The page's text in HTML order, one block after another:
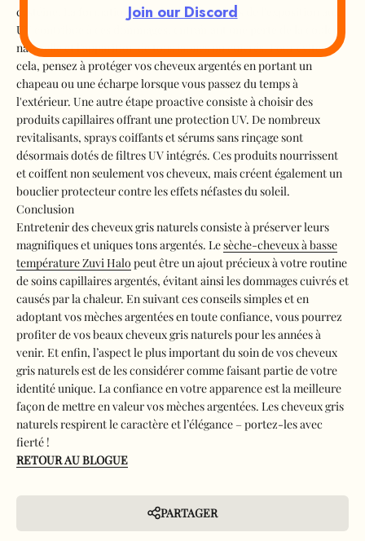
cystéine. La formation de radicaux libres lors de l'exposition aux
UV contribue à ces dommages, entraînant une perte de la couleur
naturelle et l'apparition de tons jaunes ou cuivrés. Pour éviter
cela, pensez à protéger vos cheveux argentés en portant un
chapeau ou une écharpe lorsque vous passez du temps à
l'extérieur. Une autre étape proactive consiste à choisir des
produits capillaires offrant une protection UV. De nombreux
revitalisants, sprays coiffants et sérums sans rinçage sont
désormais dotés de filtres UV intégrés. Ces produits nourrissent
et coiffent non seulement vos cheveux, mais créent également un
bouclier protecteur contre les effets néfastes du soleil.
Conclusion
Entretenir des cheveux gris naturels consiste à préserver leurs
magnifiques et uniques tons argentés. Lesèche-cheveux à basse
température Zuvi Halo peut être un ajout précieux à votre routine
de soins capillaires argentés, évitant ainsi les dommages cuivrés et
causés par la chaleur. En suivant ces conseils simples et en
adoptant vos mèches argentées en toute confiance, vous pourrez
profiter de vos beaux cheveux gris naturels pour les années à
venir. Et enfin, l’aspect le plus important du soin de vos cheveux
gris naturels est de les considérer comme faisant partie de votre
identité unique. La confiance en votre apparence est la meilleure
façon de mettre en valeur vos mèches argentées. Les cheveux gris
naturels respirent le caractère et l’élégance – portez-les avec
fierté !
RETOUR AU BLOGUE
PARTAGER
Join our Discord